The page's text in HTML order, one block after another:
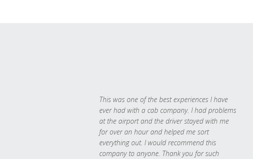
This was one of the best experiences I have
ever had with a cab company. I had problems
at the airport and the driver stayed with me
for over an hour and helped me sort
everything out. I would recommend this
company to anyone. Thank you for such